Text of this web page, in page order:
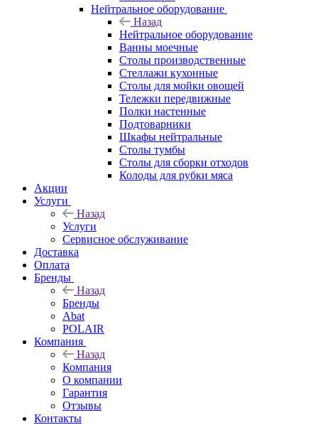
Нейтральное оборудование
Назад
Нейтральное оборудование
Ванны моечные
Столы производственные
Стеллажи кухонные
Столы для мойки овощей
Тележки передвижные
Полки настенные
Подтоварники
Шкафы нейтральные
Столы тумбы
Столы для сборки отходов
Колоды для рубки мяса
Акции
Услуги
Назад
Услуги
Сервисное обслуживание
Доставка
Оплата
Бренды
Назад
Бренды
Abat
POLAIR
Компания
Назад
Компания
О компании
Гарантия
Отзывы
Контакты